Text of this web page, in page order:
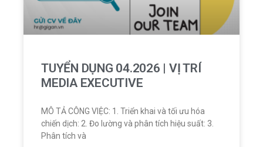
TUYỂN DỤNG 04.2026 | VỊ TRÍ
MEDIA EXECUTIVE
MÔ TẢ CÔNG VIỆC: 1. Triển khai và tối ưu hóa
chiến dịch: 2. Đo lường và phân tích hiệu suất: 3.
Phân tích và